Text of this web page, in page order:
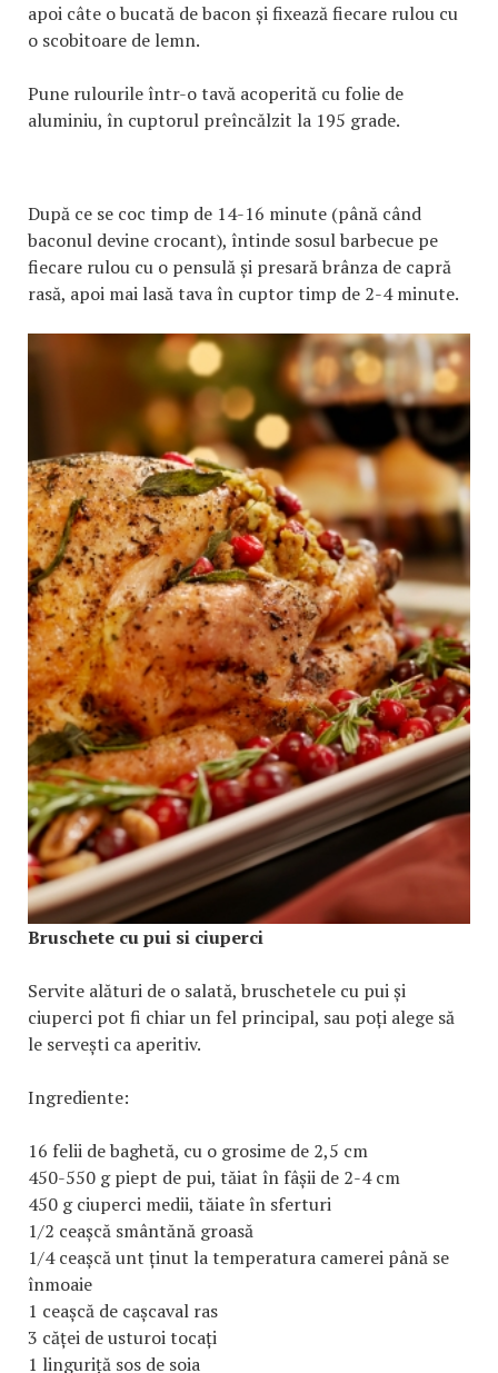
apoi câte o bucată de bacon și fixează fiecare rulou cu
o scobitoare de lemn.
Pune rulourile într-o tavă acoperită cu folie de
aluminiu, în cuptorul preîncălzit la 195 grade.
După ce se coc timp de 14-16 minute (până când
baconul devine crocant), întinde sosul barbecue pe
fiecare rulou cu o pensulă și presară brânza de capră
rasă, apoi mai lasă tava în cuptor timp de 2-4 minute.
Bruschete cu pui si ciuperci
Servite alături de o salată, bruschetele cu pui și
ciuperci pot fi chiar un fel principal, sau poți alege să
le servești ca aperitiv.
Ingrediente:
16 felii de baghetă, cu o grosime de 2,5 cm
450-550 g piept de pui, tăiat în fâșii de 2-4 cm
450 g ciuperci medii, tăiate în sferturi
1/2 ceașcă smântănă groasă
1/4 ceașcă unt ținut la temperatura camerei până se
înmoaie
1 ceașcă de cașcaval ras
3 căței de usturoi tocați
1 linguriță sos de soia